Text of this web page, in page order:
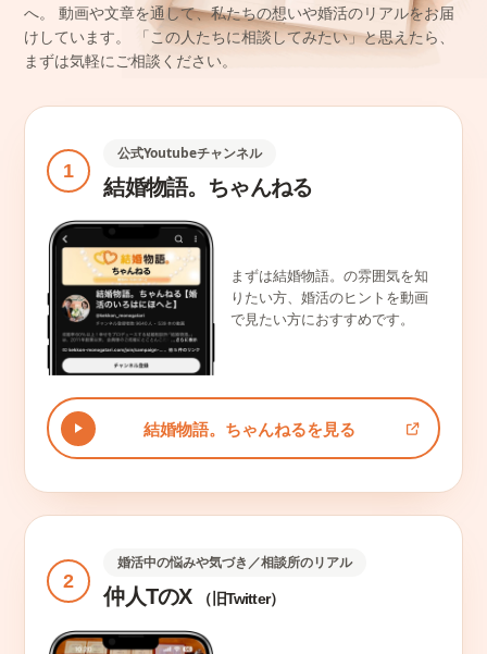
へ。
動画や文章を通して、私たちの想いや婚活のリアルをお届
けしています。
「この人たちに相談してみたい」と思えたら、
まずは気軽にご相談ください。
1
公式Youtubeチャンネル
結婚物語。ちゃんねる
まずは結婚物語。の雰囲気を知
りたい方、婚活のヒントを動画
で見たい方におすすめです。
結婚物語。ちゃんねるを見る
2
婚活中の悩みや気づき／相談所のリアル
仲人TのX （旧Twitter）